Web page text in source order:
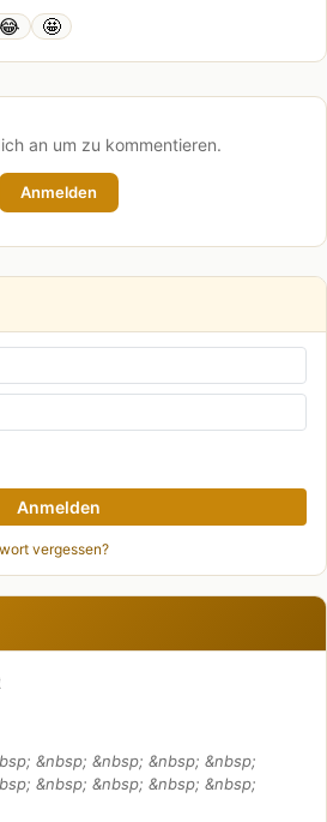
🤩
an um zu kommentieren.
Anmelden
Anmelden
vergessen?
&nbsp; &nbsp; &nbsp; &nbsp;
&nbsp; &nbsp; &nbsp; &nbsp;